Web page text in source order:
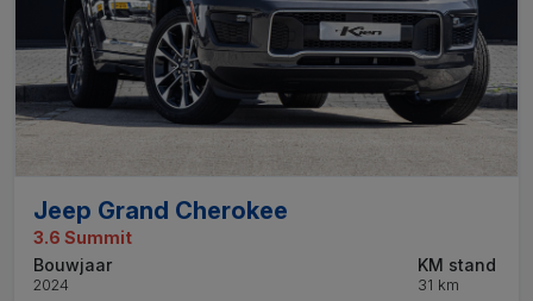
Jeep Grand Cherokee
3.6 Summit
Bouwjaar
2024
KM stand
31 km